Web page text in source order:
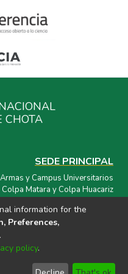
CHOTA
SEDE PRINCIPAL
y Campus Universitarios
Colpa Matara y Colpa Huacariz
CORREO ELECTRÓNICO
repositorio@unach.edu.pe
information for the
Preferences,
.
policy.